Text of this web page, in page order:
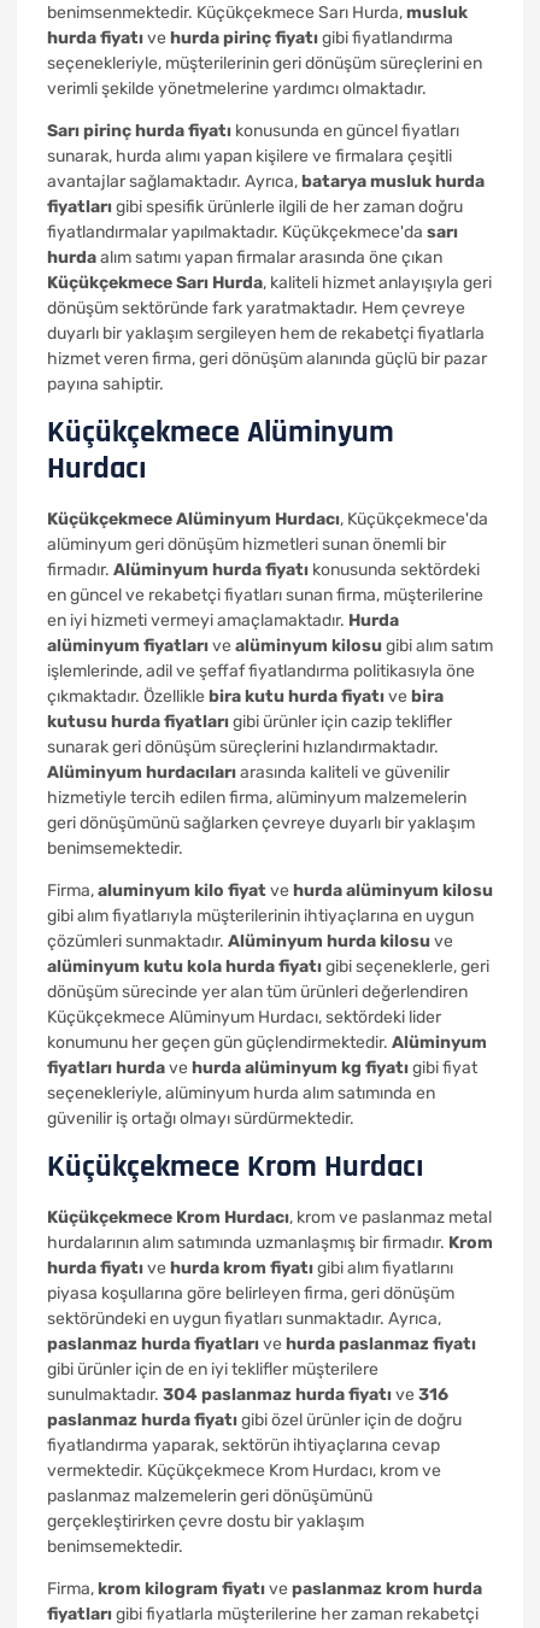
benimsenmektedir. Küçükçekmece Sarı Hurda,musluk
hurda fiyatıve hurda pirinç fiyatıgibi fiyatlandırma
seçenekleriyle, müşterilerinin geri dönüşüm süreçlerini en
verimli şekilde yönetmelerine yardımcı olmaktadır.
Sarı pirinç hurda fiyatı konusunda en güncel fiyatları
sunarak, hurda alımı yapan kişilere ve firmalara çeşitli
avantajlar sağlamaktadır. Ayrıca,batarya musluk hurda
fiyatlarıgibi spesifik ürünlerle ilgili de her zaman doğru
fiyatlandırmalar yapılmaktadır. Küçükçekmece'da sarı
hurdaalım satımı yapan firmalar arasında öne çıkan
Küçükçekmece Sarı Hurda, kaliteli hizmet anlayışıyla geri
dönüşüm sektöründe fark yaratmaktadır. Hem çevreye
duyarlı bir yaklaşım sergileyen hem de rekabetçi fiyatlarla
hizmet veren firma, geri dönüşüm alanında güçlü bir pazar
payına sahiptir.
Küçükçekmece Alüminyum
Hurdacı
Küçükçekmece Alüminyum Hurdacı, Küçükçekmece'da
alüminyum geri dönüşüm hizmetleri sunan önemli bir
firmadır. Alüminyum hurda fiyatı konusunda sektördeki
en güncel ve rekabetçi fiyatları sunan firma, müşterilerine
en iyi hizmeti vermeyi amaçlamaktadır. Hurda
alüminyum fiyatlarıve alüminyum kilosugibi alım satım
işlemlerinde, adil ve şeffaf fiyatlandırma politikasıyla öne
çıkmaktadır. Özellikle bira kutu hurda fiyatıve bira
kutusu hurda fiyatlarıgibi ürünler için cazip teklifler
sunarak geri dönüşüm süreçlerini hızlandırmaktadır.
Alüminyum hurdacılarıarasında kaliteli ve güvenilir
hizmetiyle tercih edilen firma, alüminyum malzemelerin
geri dönüşümünü sağlarken çevreye duyarlı bir yaklaşım
benimsemektedir.
Firma,aluminyum kilo fiyatve hurda alüminyum kilosu
gibi alım fiyatlarıyla müşterilerinin ihtiyaçlarına en uygun
çözümleri sunmaktadır. Alüminyum hurda kilosuve
alüminyum kutu kola hurda fiyatıgibi seçeneklerle, geri
dönüşüm sürecinde yer alan tüm ürünleri değerlendiren
Küçükçekmece Alüminyum Hurdacı, sektördeki lider
konumunu her geçen gün güçlendirmektedir. Alüminyum
fiyatları hurdave hurda alüminyum kg fiyatıgibi fiyat
seçenekleriyle, alüminyum hurda alım satımında en
güvenilir iş ortağı olmayı sürdürmektedir.
Küçükçekmece Krom Hurdacı
Küçükçekmece Krom Hurdacı, krom ve paslanmaz metal
hurdalarının alım satımında uzmanlaşmış bir firmadır. Krom
hurda fiyatıve hurda krom fiyatıgibi alım fiyatlarını
piyasa koşullarına göre belirleyen firma, geri dönüşüm
sektöründeki en uygun fiyatları sunmaktadır. Ayrıca,
paslanmaz hurda fiyatlarıve hurda paslanmaz fiyatı
gibi ürünler için de en iyi teklifler müşterilere
sunulmaktadır. 304 paslanmaz hurda fiyatıve 316
paslanmaz hurda fiyatıgibi özel ürünler için de doğru
fiyatlandırma yaparak, sektörün ihtiyaçlarına cevap
vermektedir. Küçükçekmece Krom Hurdacı, krom ve
paslanmaz malzemelerin geri dönüşümünü
gerçekleştirirken çevre dostu bir yaklaşım
benimsemektedir.
Firma,krom kilogram fiyatıve paslanmaz krom hurda
fiyatlarıgibi fiyatlarla müşterilerine her zaman rekabetçi